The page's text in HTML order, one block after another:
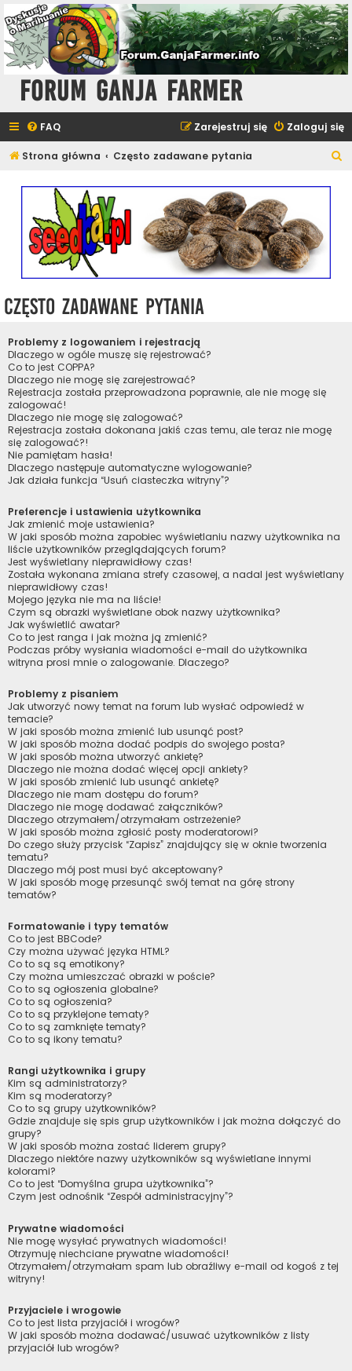
Forum Ganja Farmer
FAQ Zaloguj się
Zarejestruj się
Strona główna Często zadawane pytania
Często zadawane pytania
Problemy z logowaniem i rejestracją
Dlaczego w ogóle muszę się rejestrować?
Co to jest COPPA?
Dlaczego nie mogę się zarejestrować?
Rejestracja została przeprowadzona poprawnie, ale nie mogę się
zalogować!
Dlaczego nie mogę się zalogować?
Rejestracja została dokonana jakiś czas temu, ale teraz nie mogę
się zalogować?!
Nie pamiętam hasła!
Dlaczego następuje automatyczne wylogowanie?
Jak działa funkcja “Usuń ciasteczka witryny”?
Preferencje i ustawienia użytkownika
Jak zmienić moje ustawienia?
W jaki sposób można zapobiec wyświetlaniu nazwy użytkownika na
liście użytkowników przeglądających forum?
Jest wyświetlany nieprawidłowy czas!
Została wykonana zmiana strefy czasowej, a nadal jest wyświetlany
nieprawidłowy czas!
Mojego języka nie ma na liście!
Czym są obrazki wyświetlane obok nazwy użytkownika?
Jak wyświetlić awatar?
Co to jest ranga i jak można ją zmienić?
Podczas próby wysłania wiadomości e-mail do użytkownika
witryna prosi mnie o zalogowanie. Dlaczego?
Problemy z pisaniem
Jak utworzyć nowy temat na forum lub wysłać odpowiedź w
temacie?
W jaki sposób można zmienić lub usunąć post?
W jaki sposób można dodać podpis do swojego posta?
W jaki sposób można utworzyć ankietę?
Dlaczego nie można dodać więcej opcji ankiety?
W jaki sposób zmienić lub usunąć ankietę?
Dlaczego nie mam dostępu do forum?
Dlaczego nie mogę dodawać załączników?
Dlaczego otrzymałem/otrzymałam ostrzeżenie?
W jaki sposób można zgłosić posty moderatorowi?
Do czego służy przycisk “Zapisz” znajdujący się w oknie tworzenia
tematu?
Dlaczego mój post musi być akceptowany?
W jaki sposób mogę przesunąć swój temat na górę strony
tematów?
Formatowanie i typy tematów
Co to jest BBCode?
Czy można używać języka HTML?
Co to są są emotikony?
Czy można umieszczać obrazki w poście?
Co to są ogłoszenia globalne?
Co to są ogłoszenia?
Co to są przyklejone tematy?
Co to są zamknięte tematy?
Co to są ikony tematu?
Rangi użytkownika i grupy
Kim są administratorzy?
Kim są moderatorzy?
Co to są grupy użytkowników?
Gdzie znajduje się spis grup użytkowników i jak można dołączyć do
grupy?
W jaki sposób można zostać liderem grupy?
Dlaczego niektóre nazwy użytkowników są wyświetlane innymi
kolorami?
Co to jest “Domyślna grupa użytkownika”?
Czym jest odnośnik “Zespół administracyjny”?
Prywatne wiadomości
Nie mogę wysyłać prywatnych wiadomości!
Otrzymuję niechciane prywatne wiadomości!
Otrzymałem/otrzymałam spam lub obraźliwy e-mail od kogoś z tej
witryny!
Przyjaciele i wrogowie
Co to jest lista przyjaciół i wrogów?
W jaki sposób można dodawać/usuwać użytkowników z listy
przyjaciół lub wrogów?